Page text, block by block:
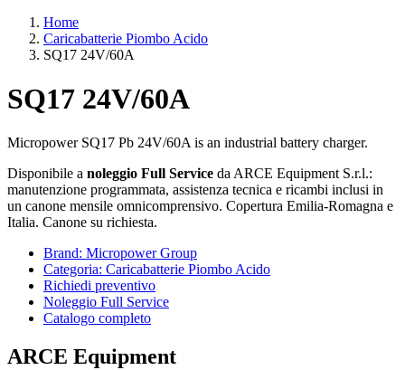
Home
Caricabatterie Piombo Acido
SQ17 24V/60A
SQ17 24V/60A
Micropower SQ17 Pb 24V/60A is an industrial battery charger.
Disponibile a noleggio Full Service da ARCE Equipment S.r.l.:
manutenzione programmata, assistenza tecnica e ricambi inclusi in
un canone mensile omnicomprensivo. Copertura Emilia-Romagna e
Italia. Canone su richiesta.
Brand: Micropower Group
Categoria: Caricabatterie Piombo Acido
Richiedi preventivo
Noleggio Full Service
Catalogo completo
ARCE Equipment